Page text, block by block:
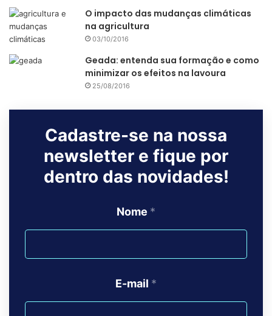
O impacto das mudanças climáticas
na agricultura
03/10/2016
Geada: entenda sua formação e como
minimizar os efeitos na lavoura
25/08/2016
Cadastre-se na nossa
newsletter e fique por
dentro das novidades!
Nome *
E-mail *